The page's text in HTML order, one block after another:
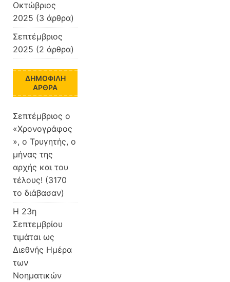
Οκτώβριος
2025 (3 άρθρα)
Σεπτέμβριος
2025 (2 άρθρα)
ΔΗΜΟΦΙΛΉ
ΆΡΘΡΑ
Σεπτέμβριος ο
«Χρονογράφος
», ο Τρυγητής, ο
μήνας της
αρχής και του
τέλους! (3170
το διάβασαν)
Η 23η
Σεπτεμβρίου
τιμάται ως
Διεθνής Ημέρα
των
Νοηματικών